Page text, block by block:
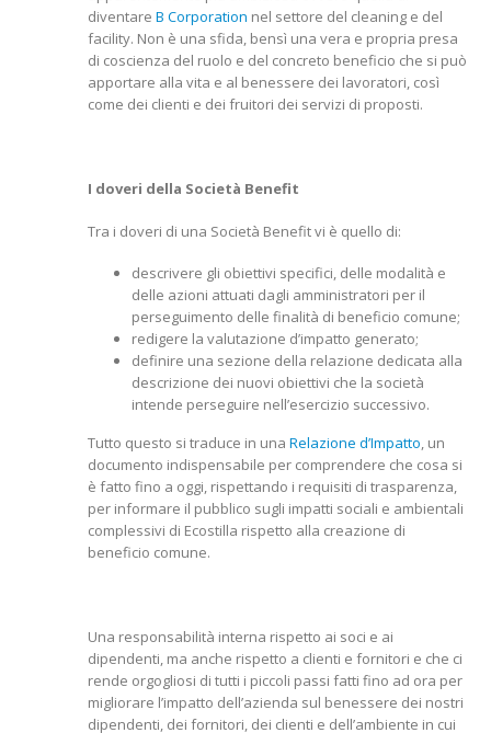
diventare B Corporation nel settore del cleaning e del
facility. Non è una sfida, bensì una vera e propria presa
di coscienza del ruolo e del concreto beneficio che si può
apportare alla vita e al benessere dei lavoratori, così
come dei clienti e dei fruitori dei servizi di proposti.
I doveri della Società Benefit
Tra i doveri di una Società Benefit vi è quello di:
descrivere gli obiettivi specifici, delle modalità e
delle azioni attuati dagli amministratori per il
perseguimento delle finalità di beneficio comune;
redigere la valutazione d’impatto generato;
definire una sezione della relazione dedicata alla
descrizione dei nuovi obiettivi che la società
intende perseguire nell’esercizio successivo.
Tutto questo si traduce in una Relazione d’Impatto, un
documento indispensabile per comprendere che cosa si
è fatto fino a oggi, rispettando i requisiti di trasparenza,
per informare il pubblico sugli impatti sociali e ambientali
complessivi di Ecostilla rispetto alla creazione di
beneficio comune.
Una responsabilità interna rispetto ai soci e ai
dipendenti, ma anche rispetto a clienti e fornitori e che ci
rende orgogliosi di tutti i piccoli passi fatti fino ad ora per
migliorare l’impatto dell’azienda sul benessere dei nostri
dipendenti, dei fornitori, dei clienti e dell’ambiente in cui